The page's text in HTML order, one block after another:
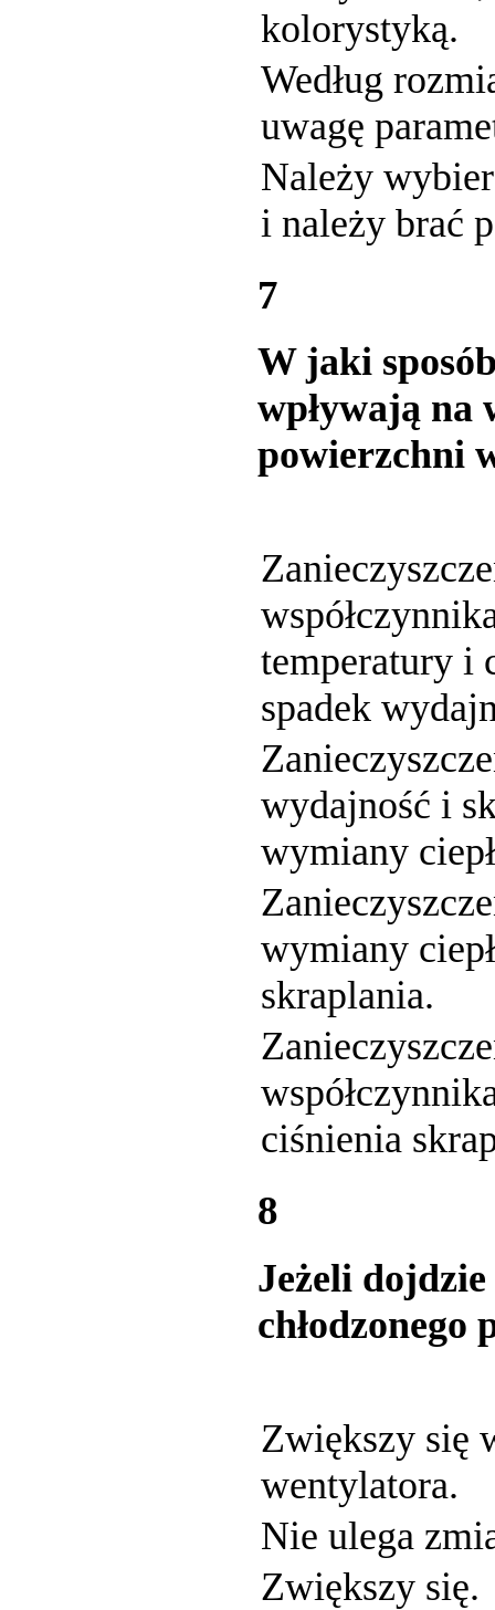
kolorystyką.
Według
uwagę
Należy
i należy brać
7
W jaki
wpływają na
powierzchni
temperatury i
spadek
wydajność i
wymiany
wymiany
skraplania.
ciśnienia
8
Jeżeli
Zwiększy się
wentylatora.
Nie ulega
Zwiększy się.